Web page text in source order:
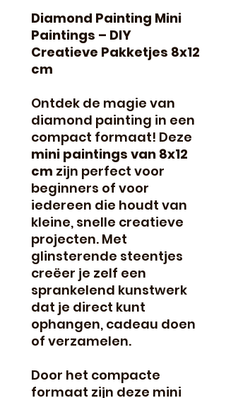
Diamond Painting Mini
Paintings – DIY
Creatieve Pakketjes 8x12
cm
Ontdek de magie van
diamond painting in een
compact formaat! Deze
mini paintings van 8x12
cm zijn perfect voor
beginners of voor
iedereen die houdt van
kleine, snelle creatieve
projecten. Met
glinsterende steentjes
creëer je zelf een
sprankelend kunstwerk
dat je direct kunt
ophangen, cadeau doen
of verzamelen.
Door het compacte
formaat zijn deze mini